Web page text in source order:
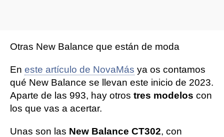
Otras New Balance que están de moda
En este artículo de NovaMás ya os contamos
qué New Balance se llevan este inicio de 2023.
Aparte de las 993, hay otros tres modelos con
los que vas a acertar.
Unas son las New Balance CT302, con